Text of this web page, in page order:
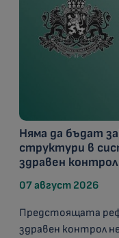
Няма да бъдат
структури в
здравен контрол
07 август 2026
Предстоящата
здравен контрол